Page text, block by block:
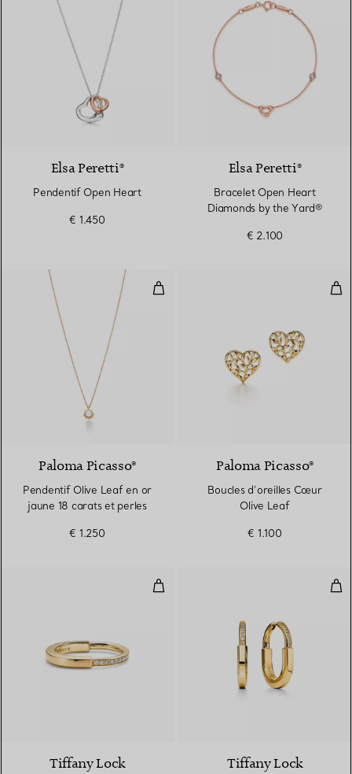
Elsa Peretti®
Pendentif Open Heart
€ 1.450
Elsa Peretti®
Bracelet Open Heart
Diamonds by the Yard®
€ 2.100
Pendentif Olive Leaf en or
Paloma Picasso®
Pendentif Olive Leaf en or
jaune 18 carats et perles
€ 1.250
Paloma Picasso®
Boucles d’oreilles Cœur
Olive Leaf
€ 1.100
Bague en or jaune 18 carats et
Tiffany Lock Tiffany Lock